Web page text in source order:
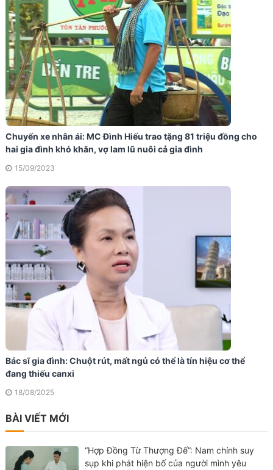
Chuyến xe nhân ái: MC Đình Hiếu trao tặng 81 triệu đồng cho
hai gia đình khó khăn, vợ lam lũ nuôi cả gia đình
15/09/2023
Bác sĩ gia đình: Chuột rút, mất ngủ có thể là tín hiệu cơ thể
đang thiếu canxi
18/08/2025
BÀI VIẾT MỚI
“Hợp Đồng Từ Thượng Đế”: Nam chính suy
sụp khi phát hiện bố của người mình yêu